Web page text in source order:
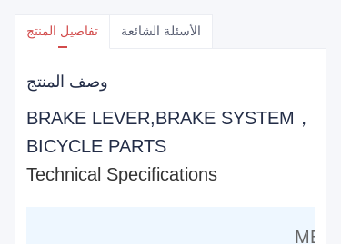
تفاصيل المنتج الأسئلة الشائعة
وصف المنتج
BRAKE LEVER,BRAKE SYSTEM，
BICYCLE PARTS
Technical Specifications